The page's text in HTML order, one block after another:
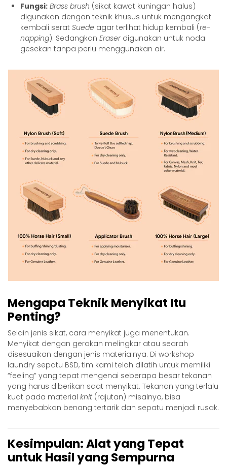
Fungsi: Brass brush (sikat kawat kuningan halus)
digunakan dengan teknik khusus untuk mengangkat
kembali serat Suede agar terlihat hidup kembali (re-
napping). Sedangkan Eraserdigunakan untuk noda
gesekan tanpa perlu menggunakan air.
Mengapa Teknik Menyikat Itu
Penting?
Selain jenis sikat, cara menyikat juga menentukan.
Menyikat dengan gerakan melingkar atau searah
disesuaikan dengan jenis materialnya. Di workshop
laundry sepatu BSD, tim kami telah dilatih untuk memiliki
“feeling” yang tepat mengenai seberapa besar tekanan
yang harus diberikan saat menyikat. Tekanan yang terlalu
kuat pada material knit (rajutan) misalnya, bisa
menyebabkan benang tertarik dan sepatu menjadi rusak.
Kesimpulan: Alat yang Tepat
untuk Hasil yang Sempurna